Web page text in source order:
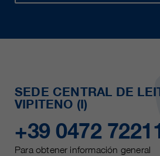
SEDE CENTRAL DE
VIPITENO (I)
+39 0472
Para obtener información general